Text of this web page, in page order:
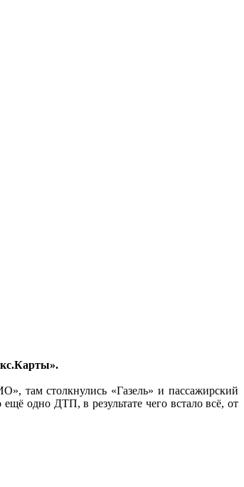
там столкнулись «Газель» и пассажирский
одно ДТП, в результате чего встало всё, от